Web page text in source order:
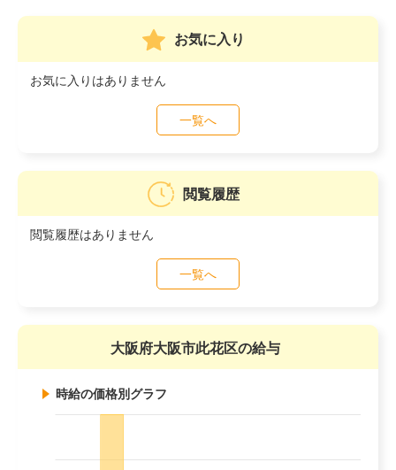
お気に入り
お気に入りはありません
一覧へ
閲覧履歴
閲覧履歴はありません
一覧へ
大阪府大阪市此花区の給与
時給の価格別グラフ